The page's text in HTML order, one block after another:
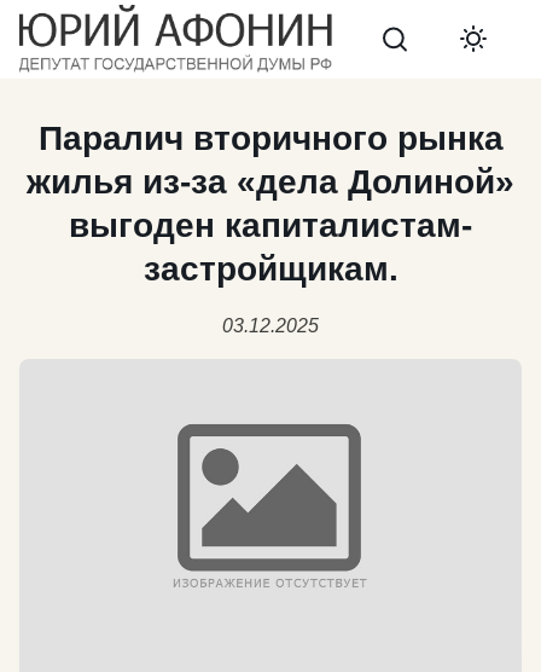
Search
Паралич вторичного рынка
жилья из-за «дела Долиной»
выгоден капиталистам-
застройщикам.
03.12.2025